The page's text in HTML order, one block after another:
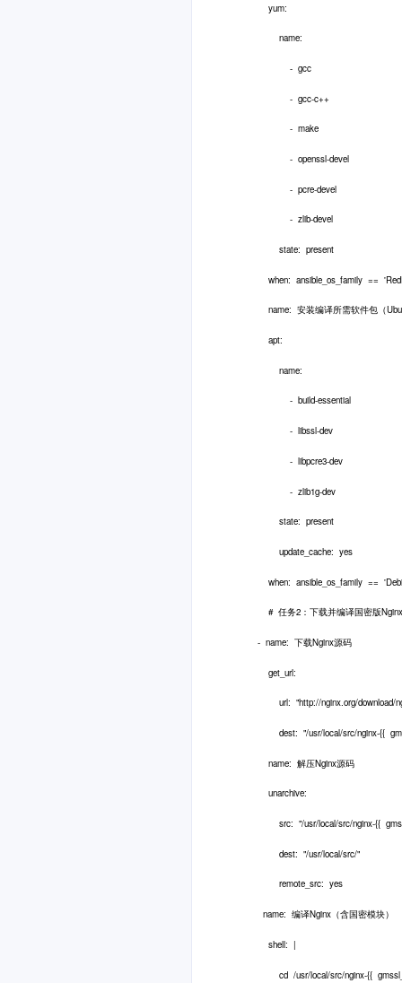
yum:
name:
- gcc
- gcc-c++
- make
- openssl-devel
- pcre-devel
- zlib-devel
state: present
when: ansible_os_family ==
name: 安装编译所需软件包（
apt:
name:
- build-essential
- libssl-dev
- libpcre3-dev
- zlib1g-dev
state: present
update_cache: yes
when: ansible_os_family ==
# 任务2：下载并编译国密版Nginx
- name: 下载Nginx源码
get_url:
url: "http://nginx.org/download/
dest: "/usr/local/src/nginx-{{
name: 解压Nginx源码
unarchive:
src: "/usr/local/src/nginx-{{
dest: "/usr/local/src/"
remote_src: yes
name: 编译Nginx（含国密模块）
shell: |
cd /usr/local/src/nginx-{{